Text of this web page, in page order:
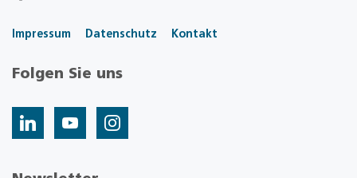
Impressum Datenschutz Kontakt
Folgen Sie uns